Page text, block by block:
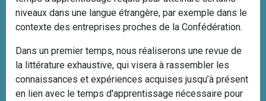
niveaux dans une langue étrangère, par exemple dans le
contexte des entreprises proches de la Confédération.
Dans un premier temps, nous réaliserons une revue de
la littérature exhaustive, qui visera à rassembler les
connaissances et expériences acquises jusqu’à présent
en lien avec le temps d'apprentissage nécessaire pour